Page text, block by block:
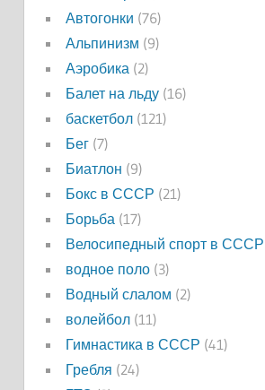
Автогонки (76)
Альпинизм (9)
Аэробика (2)
Балет на льду(16)
баскетбол(121)
Бег(7)
Биатлон (9)
Бокс в СССР (21)
Борьба (17)
Велосипедный спорт в СССР
водное поло(3)
Водный слалом (2)
волейбол(11)
Гимнастика в СССР (41)
Гребля (24)